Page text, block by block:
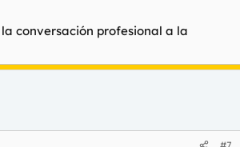
conversación profesional a la